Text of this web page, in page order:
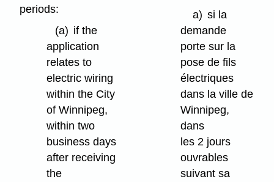
periods:
(a) if the
application
relates to
electric wiring
within the City
of Winnipeg,
within two
business days
after receiving
the
a) si la
demande
porte sur la
pose de fils
électriques
dans la ville de
Winnipeg,
dans
les 2 jours
ouvrables
suivant sa